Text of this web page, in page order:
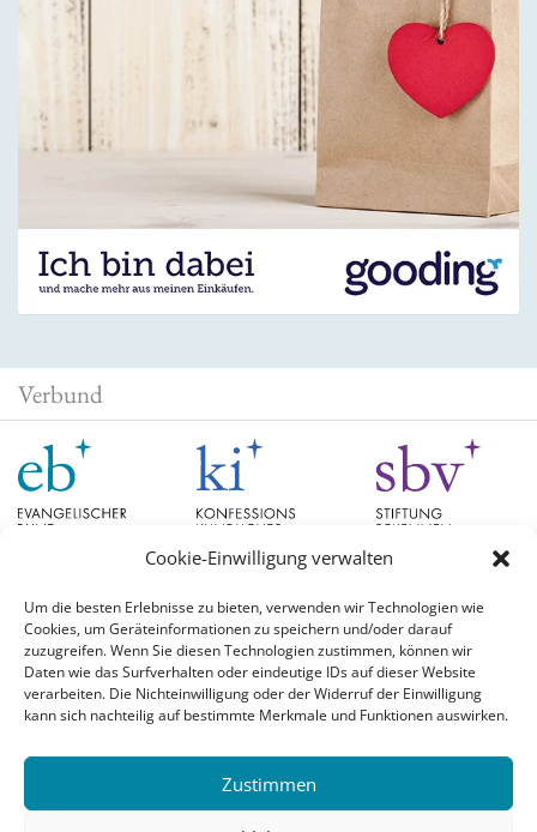
Cookie-Einwilligung verwalten
Um die besten Erlebnisse zu bieten, verwenden wir Technologien wie
Cookies, um Geräteinformationen zu speichern und/oder darauf
zuzugreifen. Wenn Sie diesen Technologien zustimmen, können wir
Daten wie das Surfverhalten oder eindeutige IDs auf dieser Website
verarbeiten. Die Nichteinwilligung oder der Widerruf der Einwilligung
kann sich nachteilig auf bestimmte Merkmale und Funktionen auswirken.
Zustimmen
Verbund
Schlagwörter
#aufgetischt Christian Schad Diskussion EB Bayern EB Hessen Evangelische
Monatsspruch
Reformation Theologie